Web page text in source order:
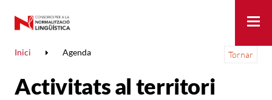
Inici Agenda Tornar
Activitats al territori